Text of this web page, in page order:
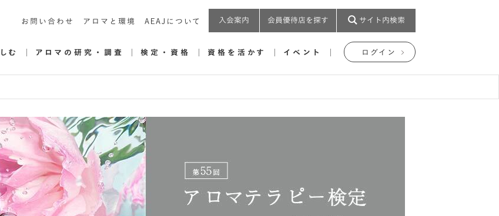
お問い合わせ アロマと環境 AEAJについて 入会案内 会員優待店を探す サイト内検索
む アロマの研究・調査 検定・資格 資格を活かす イベント ログイン